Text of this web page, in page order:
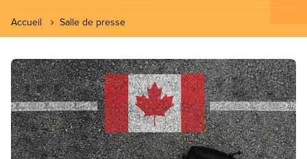
Accueil Salle de presse
Image